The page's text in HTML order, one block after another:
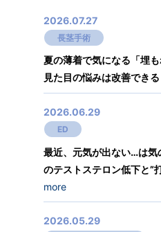
2026.07.27
長茎手術
夏の薄着で気になる「埋
見た目の悩みは改善できる
2026.06.29
ED
最近、元気が出ない…は
のテストステロン低下と”
more
2026.05.29